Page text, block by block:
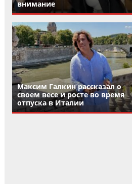
внимание
Максим Галкин рассказал о
своем весе и росте во время
отпуска в Италии